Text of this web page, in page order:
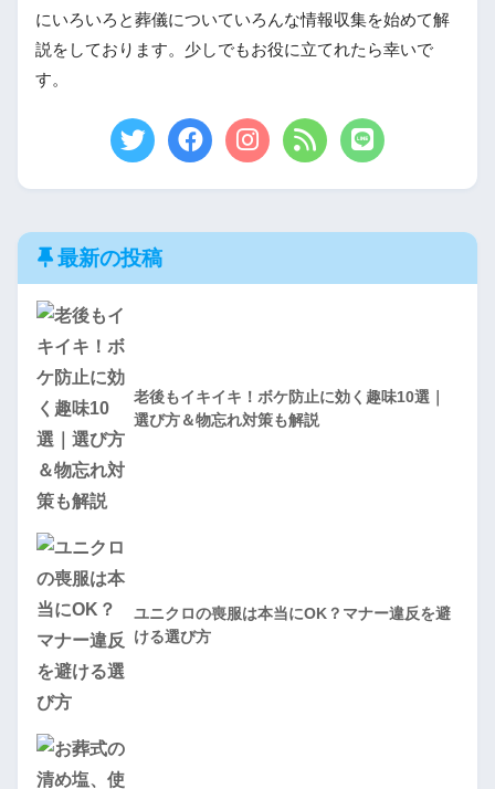
にいろいろと葬儀についていろんな情報収集を始めて解
説をしております。少しでもお役に立てれたら幸いで
す。
最新の投稿
老後もイキイキ！ボケ防止に効く趣味10選｜
選び方＆物忘れ対策も解説
ユニクロの喪服は本当にOK？マナー違反を避
ける選び方